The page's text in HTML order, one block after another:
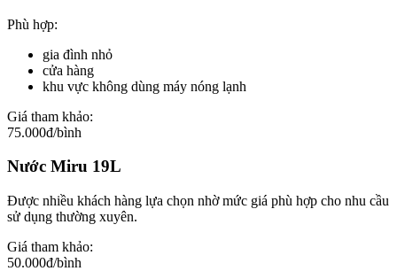
Phù hợp:
gia đình nhỏ
cửa hàng
khu vực không dùng máy nóng lạnh
Giá tham khảo:
75.000đ/bình
Nước Miru 19L
Được nhiều khách hàng lựa chọn nhờ mức giá phù hợp cho nhu cầu
sử dụng thường xuyên.
Giá tham khảo:
50.000đ/bình